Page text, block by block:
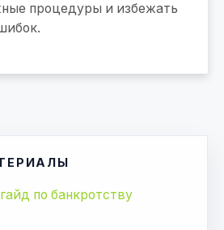
процедуры и избежать
по банкротству